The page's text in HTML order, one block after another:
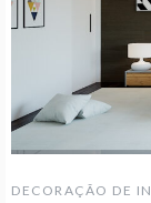
DECORAÇÃO DE